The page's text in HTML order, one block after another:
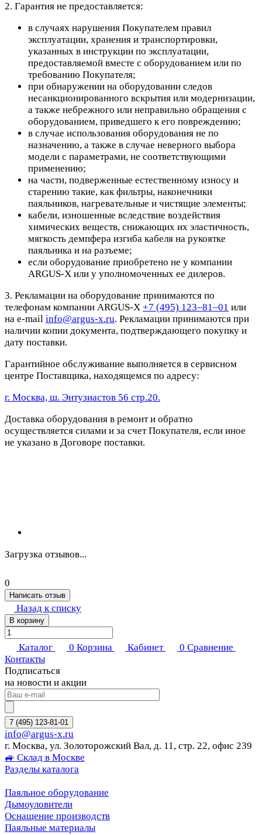
2. Гарантия не предоставляется:
в случаях нарушения Покупателем правил
эксплуатации, хранения и транспортировки,
указанных в инструкции по эксплуатации,
предоставляемой вместе с оборудованием или по
требованию Покупателя;
при обнаружении на оборудовании следов
несанкционированного вскрытия или модернизации,
а также небрежного или неправильно обращения с
оборудованием, приведшего к его повреждению;
в случае использования оборудования не по
назначению, а также в случае неверного выбора
модели с параметрами, не соответствующими
применению;
на части, подверженные естественному износу и
старению такие, как фильтры, наконечники
паяльников, нагревательные и чистящие элементы;
кабели, изношенные вследствие воздействия
химических веществ, снижающих их эластичность,
мягкость демпфера изгиба кабеля на рукоятке
паяльника и на разъеме;
если оборудование приобретено не у компании
ARGUS-X или у уполномоченных ее дилеров.
3. Рекламации на оборудование принимаются по
телефонам компании ARGUS-X +7 (495) 123–81–01 или
на e-mail info@argus-x.ru. Рекламации принимаются при
наличии копии документа, подтверждающего покупку и
дату поставки.
Гарантийное обслуживание выполняется в сервисном
центре Поставщика, находящемся по адресу:
г. Москва, ш. Энтузиастов 56 стр.20.
Доставка оборудования в ремонт и обратно
осуществляется силами и за счет Покупателя, если иное
не указано в Договоре поставки.
Загрузка отзывов...
0
Написать отзыв
Назад к списку
В корзину
Каталог 0 Корзина Кабинет 0 Сравнение
Контакты
Подписаться
на новости и акции
7 (495) 123-81-01
info@argus-x.ru
г. Москва, ул. Золоторожский Вал, д. 11, стр. 22, офис 239
🚙 Склад в Москве
Разделы каталога
Паяльное оборудование
Дымоуловители
Оснащение производств
Паяльные материалы